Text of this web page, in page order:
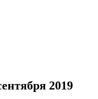
2019